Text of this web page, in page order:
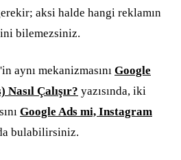
aksi halde hangi reklamın
bilemezsiniz.
aynı mekanizmasını Google
Çalışır? yazısında, iki
Google Ads mi, Instagram
bulabilirsiniz.